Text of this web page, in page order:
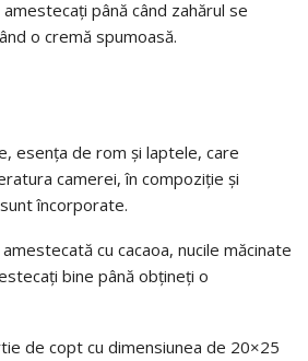
până când zahărul se
o cremă spumoasă.
esența de rom și laptele, care
camerei, în compoziție și
încorporate.
cu cacaoa, nucile măcinate
bine până obțineți o
de copt cu dimensiunea de 20×25